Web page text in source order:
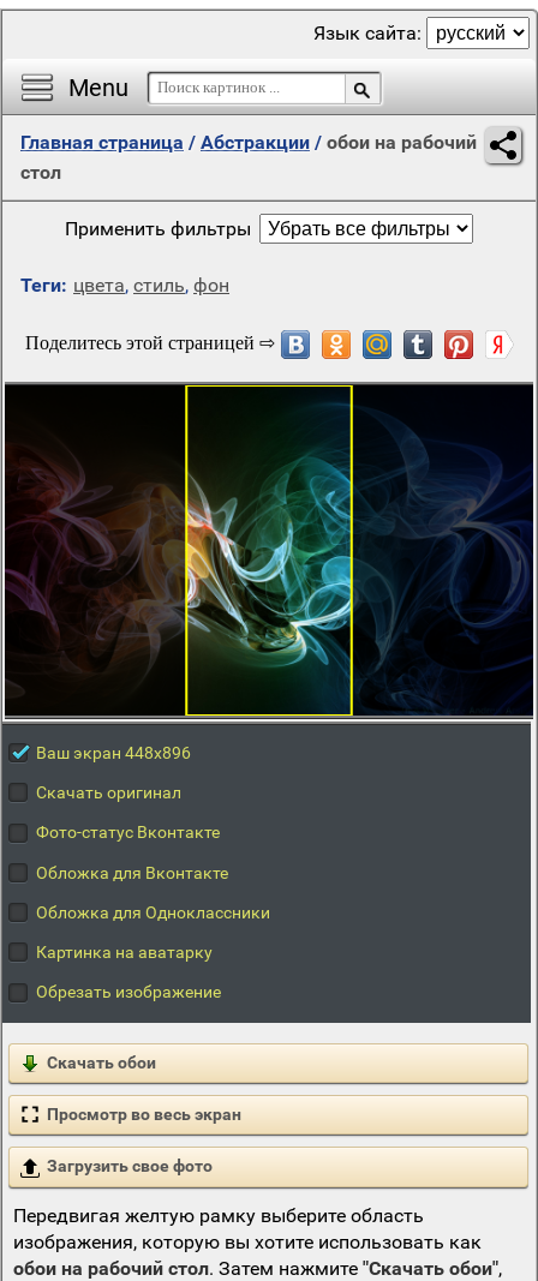
Menu
Язык сайта:
Главная страница / Абстракции / обои на рабочий
стол
Применить фильтры
Теги: цвета, стиль, фон
Ваш экран 448x896
Скачать оригинал
Фото-статус Вконтакте
Обложка для Вконтакте
Обложка для Одноклассники
Картинка на аватарку
Обрезать изображение
Скачать обои
Просмотр во весь экран
Загрузить свое фото
Передвигая желтую рамку выберите область
изображения, которую вы хотите использовать как
обои на рабочий стол. Затем нажмите "Скачать обои",